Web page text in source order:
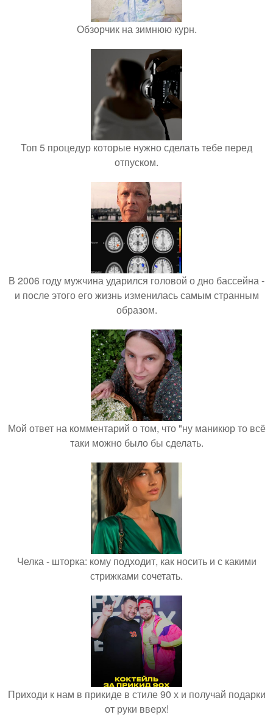
Обзорчик на зимнюю курн.
Топ 5 процедур которые нужно сделать тебе перед
отпуском.
В 2006 году мужчина ударился головой о дно бассейна -
и после этого его жизнь изменилась самым странным
образом.
Мой ответ на комментарий о том, что "ну маникюр то всё
таки можно было бы сделать.
Челка - шторка: кому подходит, как носить и с какими
стрижками сочетать.
Приходи к нам в прикиде в стиле 90 х и получай подарки
от руки вверх!